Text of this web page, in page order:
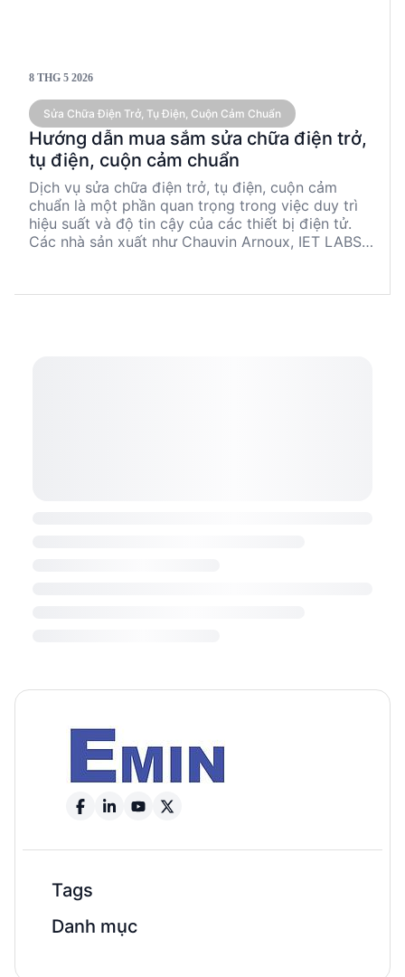
8 THG 5 2026
Sửa Chữa Điện Trở, Tụ Điện, Cuộn Cảm Chuẩn
Hướng dẫn mua sắm sửa chữa điện trở,
tụ điện, cuộn cảm chuẩn
Dịch vụ sửa chữa điện trở, tụ điện, cuộn cảm
chuẩn là một phần quan trọng trong việc duy trì
hiệu suất và độ tin cậy của các thiết bị điện tử.
Các nhà sản xuất như Chauvin Arnoux, IET LABS,
dịch vụ phù hợp đòi hỏi sự hiểu biết về tiêu chuẩn
Tags
Danh mục